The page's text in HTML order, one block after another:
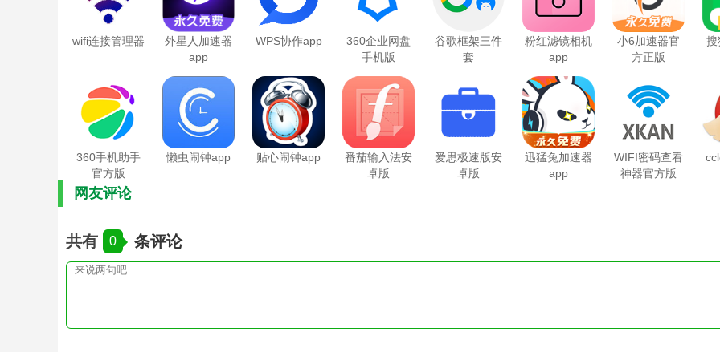
wifi连接管理器
外星人加速器
app
WPS协作app
360企业网盘
手机版
谷歌框架三件
套
粉红滤镜相机
app
小6加速器官
方正版
搜
360手机助手
官方版
懒虫闹钟app 贴心闹钟app
番茄输入法安
卓版
爱思极速版安
卓版
迅猛兔加速器
app
WIFI密码查看
神器官方版
网友评论
共有 0 条评论